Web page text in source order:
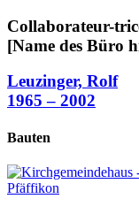
Collaborateur-
[Name des Büro
Leuzinger, Rolf
1965 – 2002
Bauten